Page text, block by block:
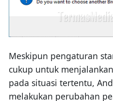
Meskipun pengaturan
cukup untuk
pada situasi tertentu,
melakukan perubahan